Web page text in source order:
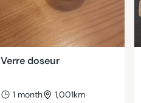
Verre doseur
1 month 1,001km